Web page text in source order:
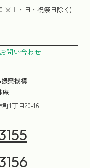
※土・日・祝祭日除く)
問い合わせ
振興機構
庵
1丁目20-16